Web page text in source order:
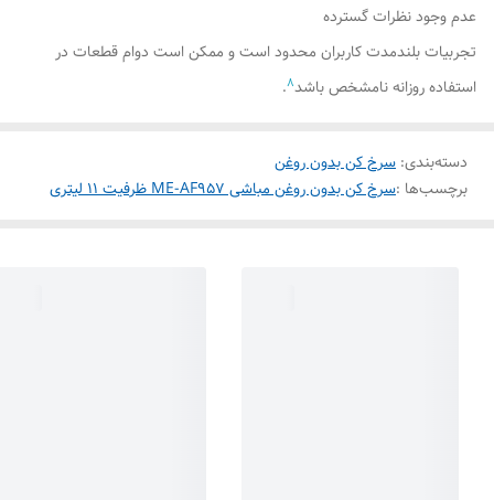
عدم وجود نظرات گسترده
تجربیات بلندمدت کاربران محدود است و ممکن است دوام قطعات در
استفاده روزانه نامشخص باشد8
.
دسته‌بندی: سرخ کن بدون روغن
برچسب‌ها :سرخ کن بدون روغن مباشی ME-AF957 ظرفیت 11 لیتری